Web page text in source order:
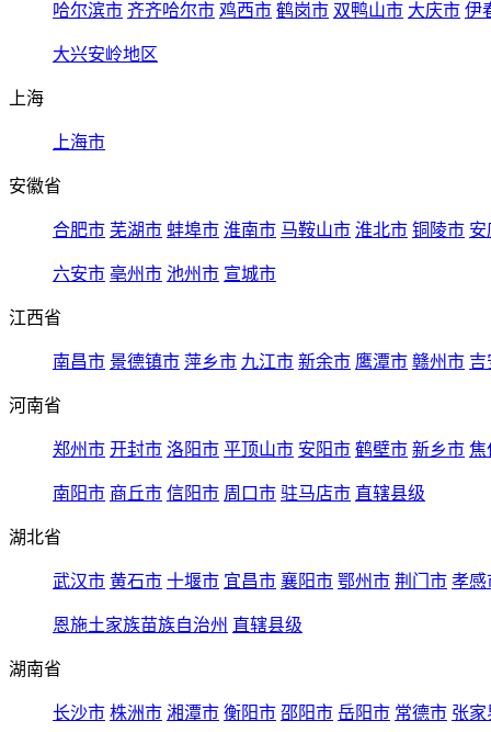
哈尔滨市 齐齐哈尔市 鸡西市 鹤岗市 双鸭山市 大庆市 伊
大兴安岭地区
上海
上海市
安徽省
合肥市 芜湖市 蚌埠市 淮南市 马鞍山市 淮北市 铜陵市 安
六安市 亳州市 池州市 宣城市
江西省
南昌市 景德镇市 萍乡市 九江市 新余市 鹰潭市 赣州市 吉
河南省
郑州市 开封市 洛阳市 平顶山市 安阳市 鹤壁市 新乡市 焦
南阳市 商丘市 信阳市 周口市 驻马店市 直辖县级
湖北省
武汉市 黄石市 十堰市 宜昌市 襄阳市 鄂州市 荆门市 孝感
恩施土家族苗族自治州 直辖县级
湖南省
长沙市 株洲市 湘潭市 衡阳市 邵阳市 岳阳市 常德市 张家